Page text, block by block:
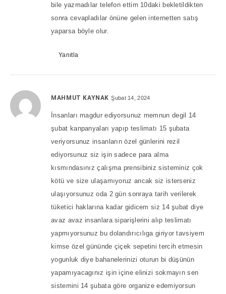
bile yazmadılar telefon ettim 10daki bekletildikten
sonra cevapladılar önüne gelen internetten satış
yaparsa böyle olur.
Yanıtla
MAHMUT KAYNAK Şubat 14, 2024
İnsanları magdur ediyorsunuz memnun degil 14
şubat kanpanyaları yapıp teslimatı 15 şubata
veriyorsunuz insanların özel günlerini rezil
ediyorsunuz siz işin sadece para alma
kısmındasınız çalışma prensibiniz sisteminiz çok
kötü ve size ulaşamıyoruz ancak siz isterseniz
ulaşıyorsunuz oda 2 gün sonraya tarih verilerek
tüketici haklarına kadar gidicem siz 14 şubat diye
avaz avaz insanlara siparişlerini alıp teslimatı
yapmıyorsunuz bu dolandırıcılıga giriyor tavsiyem
kimse özel gününde çiçek sepetini tercih etmesin
yogunluk diye bahanelerinizi oturun bi düşünün
yapamıyacagınız işin içine elinizi sokmayın sen
sistemini 14 şubata göre organize edemiyorsun